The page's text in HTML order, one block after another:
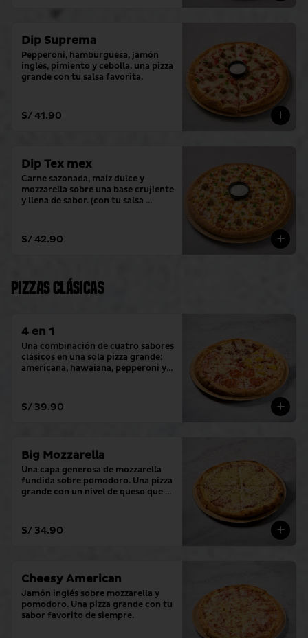
Dip Suprema
Pepperoni, hamburguesa, jamón
inglés, pimiento y cebolla. una pizza
grande con tu salsa favorita.
S/ 41.90
Dip Tex mex
Carne sazonada, maíz dulce y
mozzarella sobre una base crujiente
y llena de sabor. (con tu salsa
S/ 42.90
Pizzas clásicas
4 en 1
Una combinación de cuatro sabores
clásicos en una sola pizza grande:
americana, hawaiana, pepperoni y
S/ 39.90
Big Mozzarella
Una capa generosa de mozzarella
fundida sobre pomodoro. Una pizza
grande con un nivel de queso que lo
S/ 34.90
Cheesy American
Jamón inglés sobre mozzarella y
pomodoro. Una pizza grande con tu
sabor favorito de siempre.